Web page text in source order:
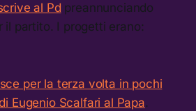
al Pd preannunciando
il partito. I progetti erano:
per la terza volta in pochi
Eugenio Scalfari al Papa.